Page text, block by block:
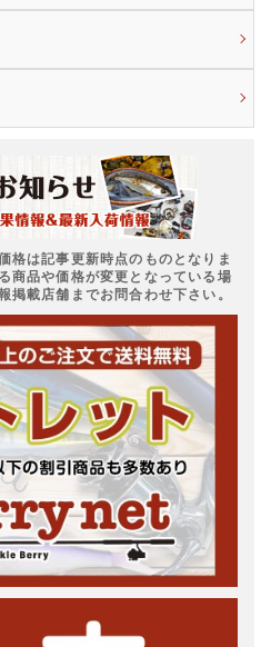
格は記事更新時点のものとなりま
商品や価格が変更となっている場
掲載店舗までお問合わせ下さい。